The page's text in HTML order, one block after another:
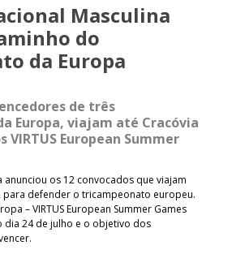
Masculina
do
da Europa
de três
Europa, viajam até Cracóvia
VIRTUS European Summer
anunciou os 12 convocados que viajam
para defender o tricampeonato europeu.
– VIRTUS European Summer Games
dia 24 de julho e o objetivo dos